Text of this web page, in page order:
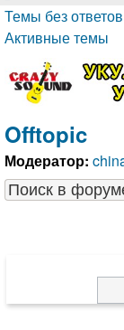
Темы без ответов
Активные темы
Offtopic
Модератор: